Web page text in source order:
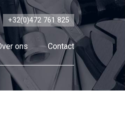
+32(0)472 761 825
ons Contact